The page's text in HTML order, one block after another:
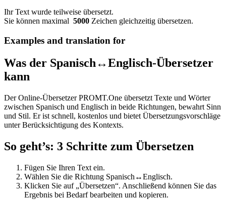
Ihr Text wurde teilweise übersetzt.
Sie können maximal 5000 Zeichen gleichzeitig übersetzen.
Examples and translation for
Was der Spanisch↔Englisch-Übersetzer
kann
Der Online-Übersetzer PROMT.One übersetzt Texte und Wörter
zwischen Spanisch und Englisch in beide Richtungen, bewahrt Sinn
und Stil. Er ist schnell, kostenlos und bietet Übersetzungsvorschläge
unter Berücksichtigung des Kontexts.
So geht’s: 3 Schritte zum Übersetzen
Fügen Sie Ihren Text ein.
Wählen Sie die Richtung Spanisch↔Englisch.
Klicken Sie auf „Übersetzen“. Anschließend können Sie das
Ergebnis bei Bedarf bearbeiten und kopieren.